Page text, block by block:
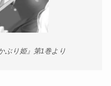
ぶり姫』第1巻より